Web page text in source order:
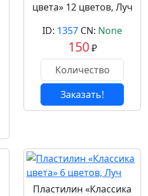
цвета» 12 цветов, Луч
ID: 1357 CN: None
150₽
Заказать!
Пластилин «Классика